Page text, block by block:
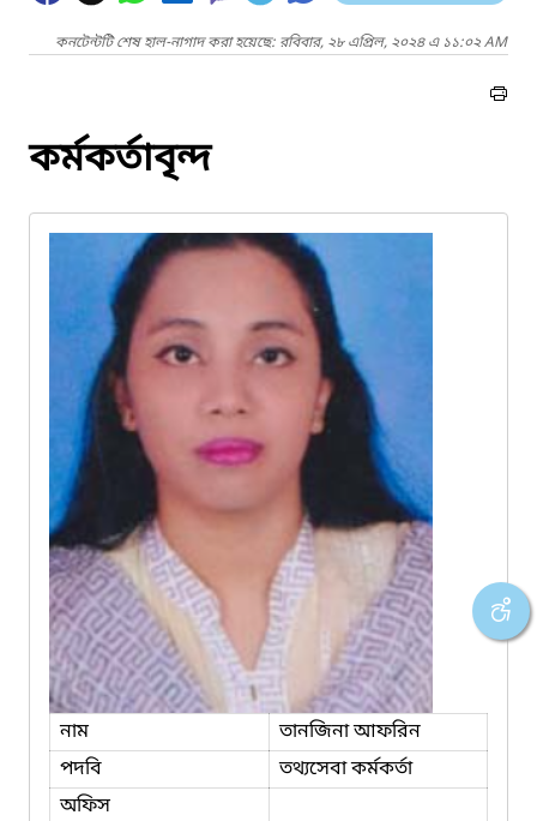
কনটেন্টটি শেষ হাল-নাগাদ করা হয়েছে: রবিবার, ২৮ এপ্রিল, ২০২৪ এ ১১:০২ AM
কর্মকর্তাবৃন্দ
নাম
তানজিনা আফরিন
পদবি
তথ্যসেবা কর্মকর্তা
অফিস